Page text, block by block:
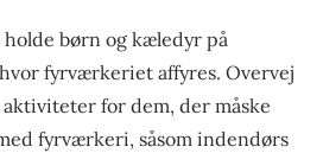
børn og kæledyr på
fyrværkeriet affyres. Overvej
for dem, der måske
fyrværkeri, såsom indendørs